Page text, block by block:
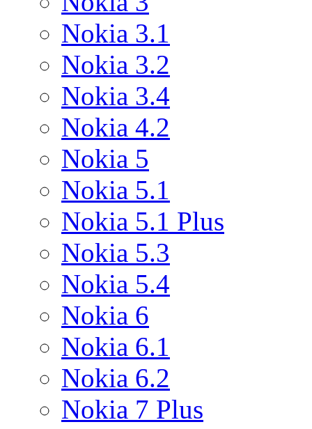
Nokia 3.1
Nokia 3.2
Nokia 3.4
Nokia 4.2
Nokia 5
Nokia 5.1
Nokia 5.1 Plus
Nokia 5.3
Nokia 5.4
Nokia 6
Nokia 6.1
Nokia 6.2
Nokia 7 Plus